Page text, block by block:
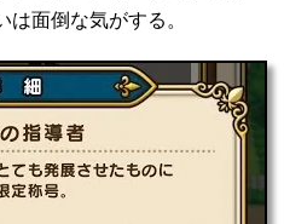
面倒な気がする。